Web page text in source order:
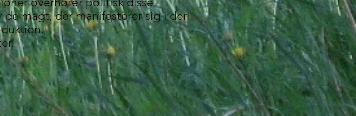
magt, der manifesterer sig i der